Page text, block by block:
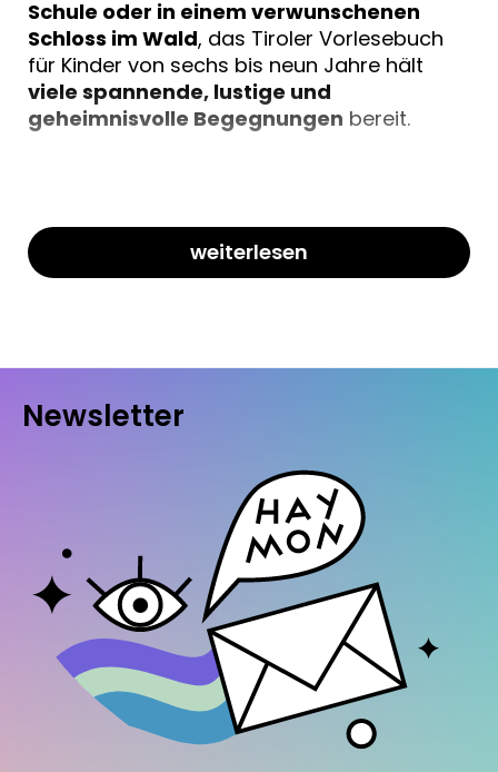
Schule oder in einem verwunschenen
Schloss im Wald, das Tiroler Vorlesebuch
für Kinder von sechs bis neun Jahre hält
viele spannende, lustige und
geheimnisvolle Begegnungen bereit.
Für viele schöne gemeinsame
Lesestunden
Tirolbringen Jung und Alt zumTräumen
zum Vorlesenund dem
nichts mehr im Wege!
weiterlesen
Newsletter